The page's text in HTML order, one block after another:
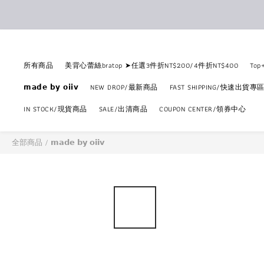
所有商品 美背心蕾絲bratop ➤任選3件折NT$200/4件折NT$400
𝗺𝗮𝗱𝗲 𝗯𝘆 𝗼𝗶𝗶𝘃
NEW DROP/最新商品
FAST SHIPPING/快速出貨專區
IN STOCK/現貨商品
SALE/出清商品 COUPON CENTER/領券中心
全部商品 / 𝗺𝗮𝗱𝗲 𝗯𝘆 𝗼𝗶𝗶𝘃